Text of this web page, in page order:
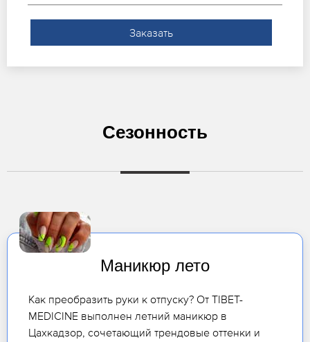
Заказать
Сезонность
Маникюр лето
Как преобразить руки к отпуску? От TIBET-
MEDICINE выполнен летний маникюр в
Цахкадзор, сочетающий трендовые оттенки и